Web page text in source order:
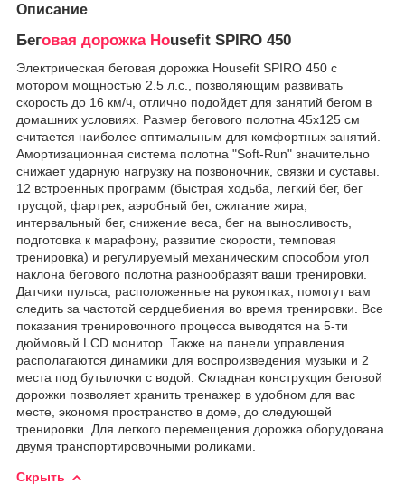
Описание
Беговая дорожка Housefit SPIRO 450
Электрическая беговая дорожка Housefit SPIRO 450 с
мотором мощностью 2.5 л.с., позволяющим развивать
скорость до 16 км/ч, отлично подойдет для занятий бегом в
домашних условиях. Размер бегового полотна 45х125 см
считается наиболее оптимальным для комфортных занятий.
Амортизационная система полотна "Soft-Run" значительно
снижает ударную нагрузку на позвоночник, связки и суставы.
12 встроенных программ (быстрая ходьба, легкий бег, бег
трусцой, фартрек, аэробный бег, сжигание жира,
интервальный бег, снижение веса, бег на выносливость,
подготовка к марафону, развитие скорости, темповая
тренировка) и регулируемый механическим способом угол
наклона бегового полотна разнообразят ваши тренировки.
Датчики пульса, расположенные на рукоятках, помогут вам
следить за частотой сердцебиения во время тренировки. Все
показания тренировочного процесса выводятся на 5-ти
дюймовый LCD монитор. Также на панели управления
располагаются динамики для воспроизведения музыки и 2
места под бутылочки с водой. Складная конструкция беговой
дорожки позволяет хранить тренажер в удобном для вас
месте, экономя пространство в доме, до следующей
тренировки. Для легкого перемещения дорожка оборудована
двумя транспортировочными роликами.
Скрыть